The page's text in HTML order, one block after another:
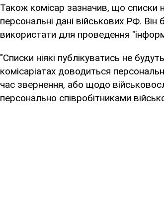
Також комісар зазначив, що списки
персональні дані військових РФ.
використати для проведення
"Списки ніякі публікуватись не
комісаріатах доводиться
час звернення, або щодо
персонально співробітниками